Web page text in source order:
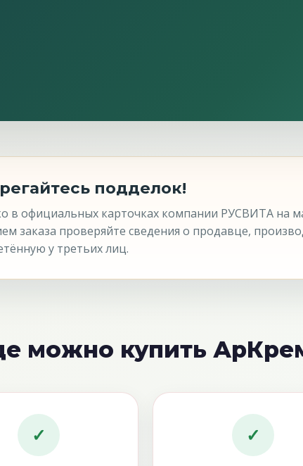
подделок!
в официальных карточках компании РУСВИТА на
заказа проверяйте сведения о продавце,
у третьих лиц.
можно купить
✓ ✓